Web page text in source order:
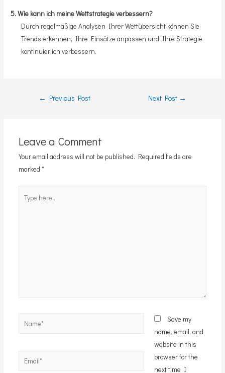
5. Wie kann ich meine Wettstrategie verbessern?
Durch regelmäßige Analysen Ihrer Wettübersicht können Sie
Trends erkennen, Ihre Einsätze anpassen und Ihre Strategie
kontinuierlich verbessern.
← Previous Post Next Post →
Leave a Comment
Your email address will not be published. Required fields are
marked *
here..
Email*
Save my
name, email, and
website in this
browser for the
next time I